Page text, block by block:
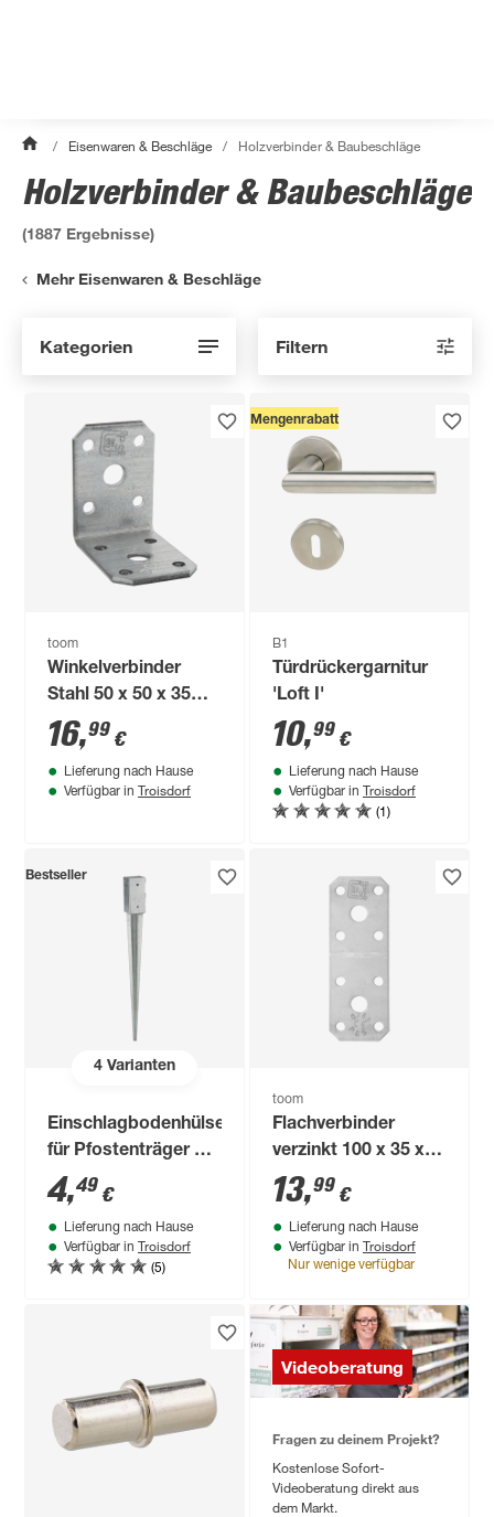
/ Eisenwaren & Beschläge / Holzverbinder & Baubeschläge
Holzverbinder & Baubeschläge
(1887 Ergebnisse)
Mehr Eisenwaren & Beschläge
Kategorien Filtern
toom
Winkelverbinder
Stahl 50 x 50 x 35
mm 25 Stück
16,99 €
Lieferung nach Hause
Verfügbar in Troisdorf
Mengenrabatt
B1
Türdrückergarnitur
'Loft I'
10,99 €
Lieferung nach Hause
Verfügbar in Troisdorf
(1)
4Varianten
Bestseller
Einschlagbodenhülse
für Pfostenträger 7 x
7 x 75 cm
4,49 €
Lieferung nach Hause
Verfügbar in Troisdorf
(5)
toom
Flachverbinder
verzinkt 100 x 35 x 3
mm 25 Stk.
13,99 €
Lieferung nach Hause
Verfügbar in Troisdorf
Nur wenige verfügbar
Videoberatung
Fragen zu deinem Projekt?
Kostenlose Sofort-
Videoberatung direkt aus
dem Markt.